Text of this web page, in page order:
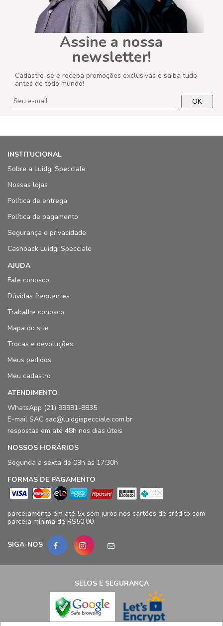
Assine a nossa
newsletter!
Cadastre-se e receba promoções exclusivas e saiba tudo
antes de todo mundo!
OK
INSTITUCIONAL
Sobre a Luidgi Specciale
Nossas lojas
Política de entrega
Política de pagamento
Segurança e privacidade
Cashback Luidgi Specciale
AJUDA
Fale conosco
Dúvidas frequentes
Trabalhe conosco
Mapa do site
Trocas e devoluções
Meus pedidos
Meu cadastro
ATENDIMENTO
WhatsApp (21) 99991-8835
E-mail SAC sac@luidgispecciale.com.br
respostas em até 48h nos dias úteis
NOSSOS HORÁRIOS
Segunda a sexta de 09h as 17:30h
FORMAS DE PAGAMENTO
parcelamento em até 5x sem juros nos cartões de crédito com
parcela mínima de R$50,00
SIGA-NOS
SELOS E SEGURANÇA